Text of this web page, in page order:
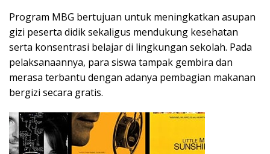
Program MBG bertujuan untuk meningkatkan asupan
gizi peserta didik sekaligus mendukung kesehatan
serta konsentrasi belajar di lingkungan sekolah. Pada
pelaksanaannya, para siswa tampak gembira dan
merasa terbantu dengan adanya pembagian makanan
bergizi secara gratis.